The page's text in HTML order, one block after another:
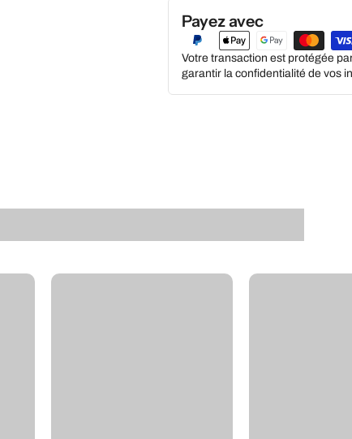
Payez avec
Votre transaction est protégée
garantir la confidentialité de vos